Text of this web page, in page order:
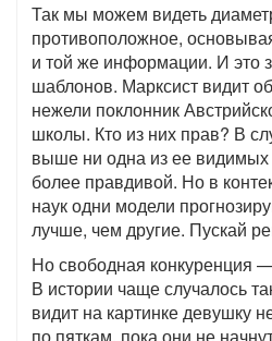
Так мы можем видеть
противоположное,
и той же информации. И это
шаблонов. Марксист видит
нежели поклонник
школы. Кто из них прав? В
выше ни одна из ее видимых
более правдивой. Но в
наук одни модели
лучше, чем другие. Пускай
Но свободная конкуренция
В истории чаще случалось
видит на картинке девушку